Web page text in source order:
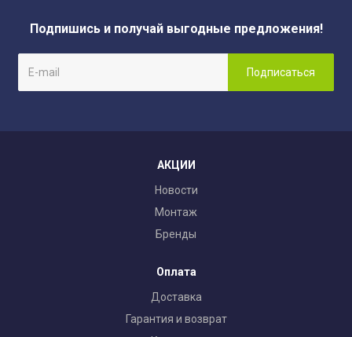
Подпишись и получай выгодные предложения!
АКЦИИ
Новости
Монтаж
Бренды
Оплата
Доставка
Гарантия и возврат